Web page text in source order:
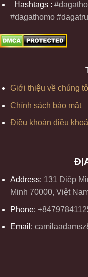
Hashtags :
#dagathomo
Giới thiệu về chúng
Chính sách bảo mật
Điều khoản điều
Address: 131 Diệp
Minh 70000, Việt
Phone:
Email: